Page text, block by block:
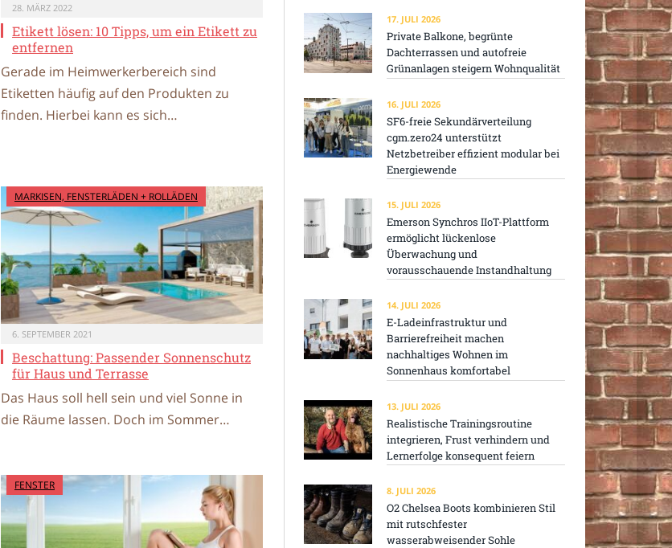
28. MÄRZ 2022
Etikett lösen: 10 Tipps, um ein Etikett zu
entfernen
Gerade im Heimwerkerbereich sind
Etiketten häufig auf den Produkten zu
finden. Hierbei kann es sich…
MARKISEN, FENSTERLÄDEN + ROLLÄDEN
6. SEPTEMBER 2021
Beschattung: Passender Sonnenschutz
für Haus und Terrasse
Das Haus soll hell sein und viel Sonne in
die Räume lassen. Doch im Sommer…
FENSTER
17. JULI 2026
Private Balkone, begrünte
Dachterrassen und autofreie
Grünanlagen steigern Wohnqualität
16. JULI 2026
SF6-freie Sekundärverteilung
cgm.zero24 unterstützt
Netzbetreiber effizient modular bei
Energiewende
15. JULI 2026
Emerson Synchros IIoT-Plattform
ermöglicht lückenlose
Überwachung und
vorausschauende Instandhaltung
14. JULI 2026
E-Ladeinfrastruktur und
Barrierefreiheit machen
nachhaltiges Wohnen im
Sonnenhaus komfortabel
13. JULI 2026
Realistische Trainingsroutine
integrieren, Frust verhindern und
Lernerfolge konsequent feiern
8. JULI 2026
O2 Chelsea Boots kombinieren Stil
mit rutschfester
wasserabweisender Sohle